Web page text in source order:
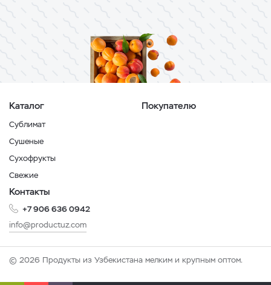
Каталог
Сублимат
Сушеные
Сухофрукты
Свежие
Покупателю
Контакты
+7 906 636 0942
info@productuz.com
© 2026 Продукты из Узбекистана мелким и крупным оптом.